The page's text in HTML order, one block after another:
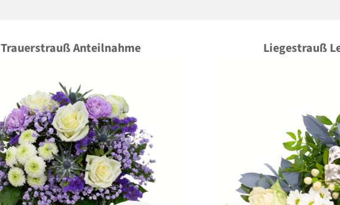
Trauerstrauß Anteilnahme Liegestrauß